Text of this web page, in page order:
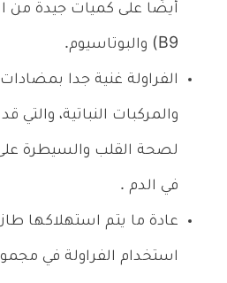
أيضًا على كميات جيدة من
B9) والبوتاسيوم.
الفراولة غنية جدا
والمركبات النباتية، والتي
لصحة القلب والسيطرة
في الدم .
عادة ما يتم استهلاكها
استخدام الفراولة في